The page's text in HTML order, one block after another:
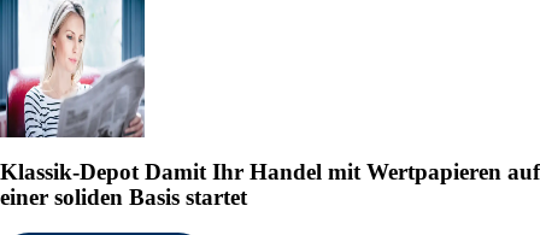
Klassik-DepotDamit Ihr Handel mit Wertpapieren auf
einer soliden Basis startet